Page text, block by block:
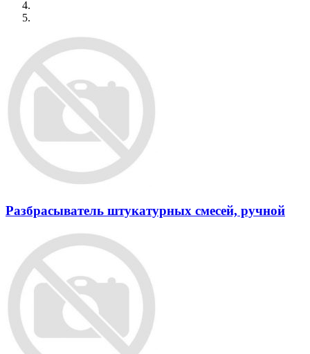
Разбрасыватель штукатурных смесей, ручной